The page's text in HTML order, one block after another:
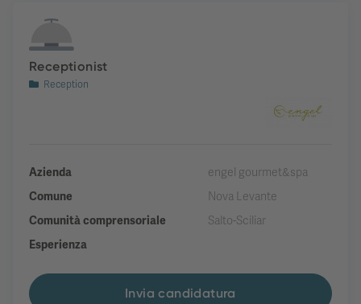
Receptionist
Reception
Azienda
engel gourmet&spa
Comune
Nova Levante
Comunità comprensoriale
Salto-Sciliar
Esperienza
Invia candidatura